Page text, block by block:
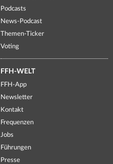
Podcasts
News-Podcast
Themen-Ticker
Voting
FFH-WELT
FFH-App
Newsletter
Kontakt
Frequenzen
Jobs
Führungen
Presse